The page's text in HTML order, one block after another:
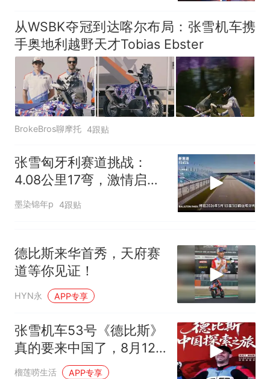
从WSBK夺冠到达喀尔布局：张雪机车携
手奥地利越野天才Tobias Ebster
BrokeBros聊摩托 4跟贴
张雪匈牙利赛道挑战：
4.08公里17弯，激情启
航！
墨染锦年p 4跟贴
德比斯来华首秀，天府赛
道等你见证！
HYN永 APP专享
张雪机车53号《德比斯》
真的要来中国了，8月12
南昌车仆不见不散
榴莲唠生活 APP专享